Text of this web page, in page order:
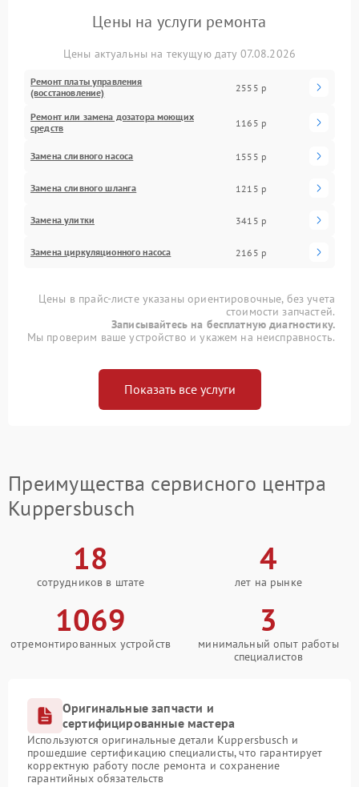
Цены на услуги ремонта
Цены актуальны на текущую дату 07.08.2026
Ремонт платы управления
(восстановление)
2555 р
Ремонт или замена дозатора моющих
средств
1165 р
Замена сливного насоса 1555 р
Замена сливного шланга 1215 р
Замена улитки 3415 р
Замена циркуляционного насоса 2165 р
Цены в прайс-листе указаны ориентировочные, без учета
стоимости запчастей.
Записывайтесь на бесплатную диагностику.
Мы проверим ваше устройство и укажем на неисправность.
Показать все услуги
Преимущества сервисного центра
Kuppersbusch
18
сотрудников в штате
4
лет на рынке
1069
отремонтированных устройств
3
минимальный опыт работы
специалистов
Оригинальные запчасти и
сертифицированные мастера
Используются оригинальные детали Kuppersbusch и
прошедшие сертификацию специалисты, что гарантирует
корректную работу после ремонта и сохранение
гарантийных обязательств